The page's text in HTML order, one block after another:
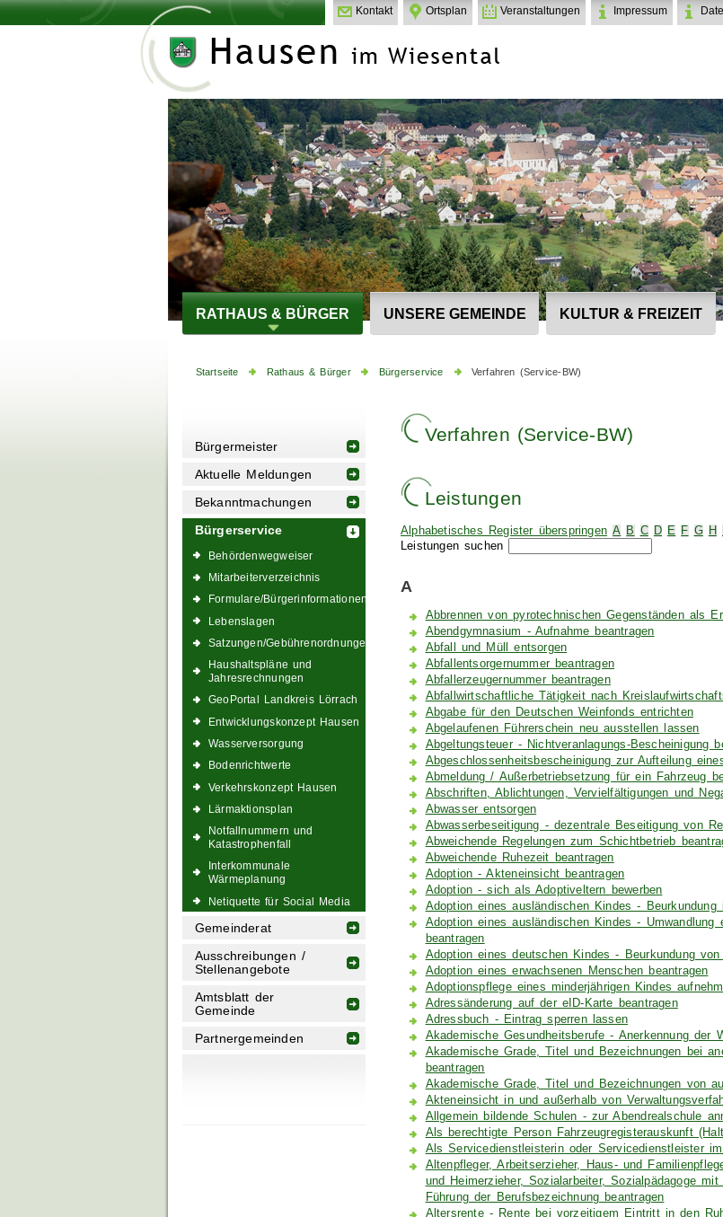
Kontakt Ortsplan Veranstaltungen Impressum
RATHAUS & BÜRGER UNSERE GEMEINDE KULTUR & FREIZEIT
Startseite Rathaus & Bürger Bürgerservice Verfahren (Service-BW)
Bürgermeister
Aktuelle Meldungen
Bekanntmachungen
Bürgerservice
Behördenwegweiser
Mitarbeiterverzeichnis
Formulare/Bürgerinformationen
Lebenslagen
Satzungen/Gebührenordnungen
Haushaltspläne und
Jahresrechnungen
GeoPortal Landkreis Lörrach
Entwicklungskonzept Hausen
Wasserversorgung
Bodenrichtwerte
Verkehrskonzept Hausen
Lärmaktionsplan
Notfallnummern und
Katastrophenfall
Interkommunale
Wärmeplanung
Netiquette für Social Media
Gemeinderat
Ausschreibungen /
Stellenangebote
Amtsblatt der
Gemeinde
Partnergemeinden
Verfahren (Service-BW)
Leistungen
Alphabetisches Register überspringen A B C D E F G H
Leistungen suchen
A
Abbrennen von pyrotechnischen Gegenständen als
Abendgymnasium - Aufnahme beantragen
Abfall und Müll entsorgen
Abfallentsorgernummer beantragen
Abfallerzeugernummer beantragen
Abfallwirtschaftliche Tätigkeit nach
Abgabe für den Deutschen Weinfonds entrichten
Abgelaufenen Führerschein neu ausstellen lassen
Abgeltungsteuer - Nichtveranlagungs-Bescheinigung
Abgeschlossenheitsbescheinigung zur Aufteilung
Abmeldung / Außerbetriebsetzung für ein Fahrzeug
Abschriften, Ablichtungen, Vervielfältigungen und
Abwasser entsorgen
Abwasserbeseitigung - dezentrale Beseitigung von
Abweichende Regelungen zum Schichtbetrieb
Abweichende Ruhezeit beantragen
Adoption - Akteneinsicht beantragen
Adoption - sich als Adoptiveltern bewerben
Adoption eines ausländischen Kindes - Beurkundung
Adoption eines ausländischen Kindes -
beantragen
Adoption eines deutschen Kindes - Beurkundung
Adoption eines erwachsenen Menschen beantragen
Adoptionspflege eines minderjährigen Kindes
Adressänderung auf der eID-Karte beantragen
Adressbuch - Eintrag sperren lassen
Akademische Gesundheitsberufe - Anerkennung der
Akademische Grade, Titel und Bezeichnungen bei
beantragen
Akademische Grade, Titel und Bezeichnungen von
Akteneinsicht in und außerhalb von
Allgemein bildende Schulen - zur Abendrealschule
Als berechtigte Person Fahrzeugregisterauskunft
Als Servicedienstleisterin oder Servicedienstleister
Altenpfleger, Arbeitserzieher, Haus- und
und Heimerzieher, Sozialarbeiter, Sozialpädagoge
Führung der Berufsbezeichnung beantragen
Altersrente - Rente bei vorzeitigem Eintritt in den